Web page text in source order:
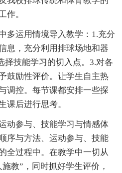
作。
多运用情境导入教学：1.充分
息，充分利用排球场地和器
择技能学习的切入点。3.对各
鼓励性评价。让学生自主热
调控。每节课都安排一些探
课后进行思考。
动参与、技能学习与情感体
序与方法、运动参与、技能
全过程中。在教学中一切从
教”，同时抓好学生评价，